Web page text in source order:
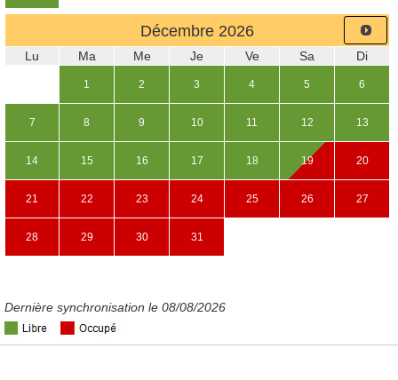
Décembre 2026
Lu Ma Me Je Ve Sa Di
1 2 3 4 5 6
7 8 9 10 11 12 13
14 15 16 17 18 19 20
21 22 23 24 25 26 27
28 29 30 31
Dernière synchronisation le 08/08/2026